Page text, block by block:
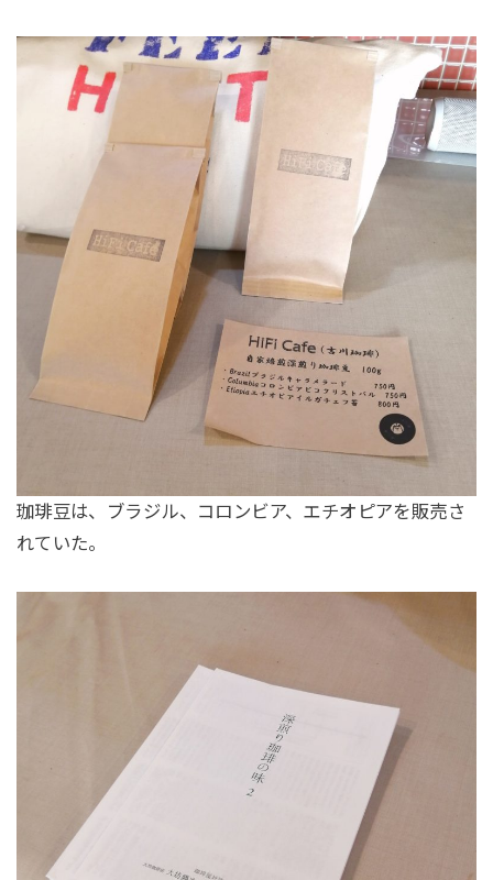
珈琲豆は、ブラジル、コロンビア、エチオピアを販売さ
れていた。